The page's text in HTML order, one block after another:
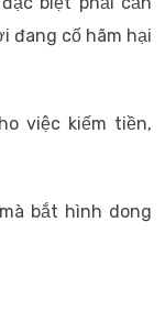
đang cố hãm hại
việc kiếm tiền,
bắt hình dong